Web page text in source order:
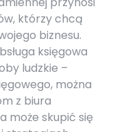
którzy chcą
biznesu.
księgowa
ludzkie –
można
z biura
może skupić się